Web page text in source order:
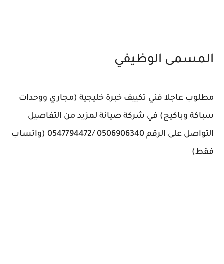
المسمى الوظيفي
مطلوب عاجلا فني تكييف خبرة خليجية (مجاري ووحدات
سباكة وباكيج) في شركة صيانة لمزيد من التفاصيل
التواصل على الرقم 0506906340 /0547794472 (واتساب
فقط)